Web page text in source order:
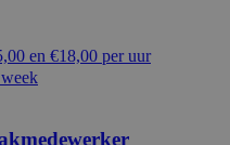
en €18,00 per uur